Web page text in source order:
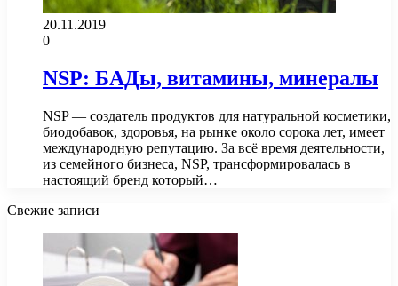
20.11.2019
0
NSP: БАДы, витамины, минералы
NSP — создатель продуктов для натуральной косметики,
биодобавок, здоровья, на рынке около сорока лет, имеет
международную репутацию. За всё время деятельности,
из семейного бизнеса, NSP, трансформировалась в
настоящий бренд который…
Свежие записи